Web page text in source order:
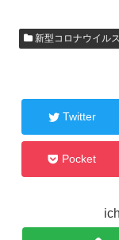
新型コロナウイル
Twitter
Pocket